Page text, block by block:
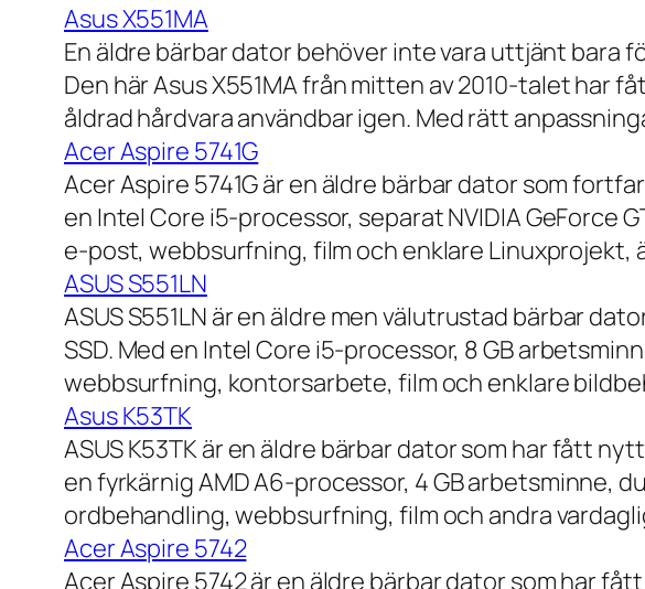
Asus X551MA
En äldre bärbar dator behöver inte vara uttjänt bara
Den här Asus X551MA från mitten av 2010-talet har
åldrad hårdvara användbar igen. Med rätt
Acer Aspire 5741G
Acer Aspire 5741G är en äldre bärbar dator som
en Intel Core i5-processor, separat NVIDIA GeForce
e-post, webbsurfning, film och enklare Linuxprojekt,
ASUS S551LN
ASUS S551LN är en äldre men välutrustad bärbar
SSD. Med en Intel Core i5-processor, 8 GB
webbsurfning, kontorsarbete, film och enklare
Asus K53TK
ASUS K53TK är en äldre bärbar dator som har fått
en fyrkärnig AMD A6-processor, 4 GB arbetsminne,
ordbehandling, webbsurfning, film och andra
Acer Aspire 5742
Acer Aspire 5742 är en äldre bärbar dator som har